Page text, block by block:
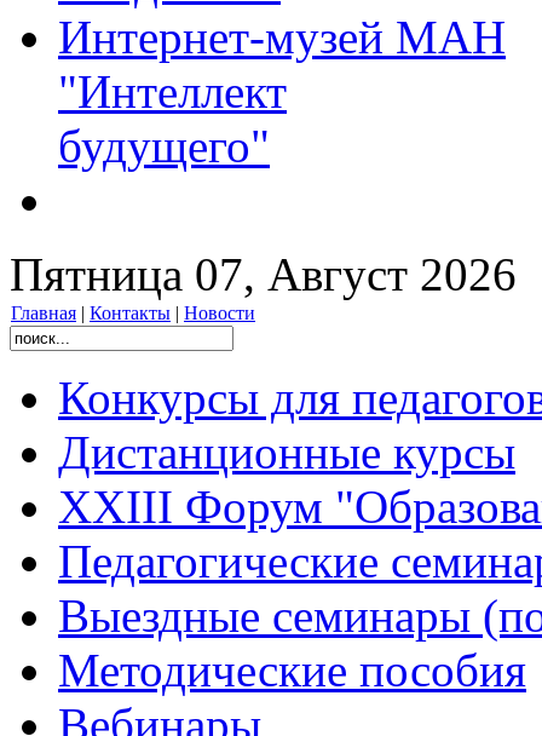
Интернет-музей МАН
"Интеллект
будущего"
Пятница 07, Август 2026
Главная | Контакты | Новости
Конкурсы для
Дистанционные курсы
XXIII Форум
Педагогические
Выездные семинары
Методические пособия
Вебинары